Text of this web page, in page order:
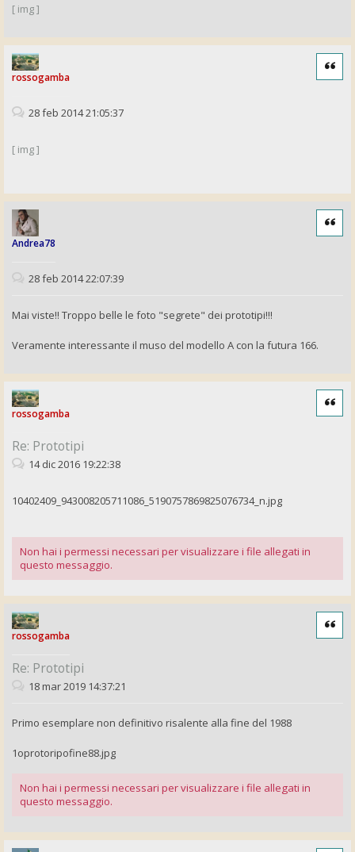
[ img ]
rossogamba
Cita
28 feb 2014 21:05:37
[ img ]
Andrea78
Cita
28 feb 2014 22:07:39
Mai viste!! Troppo belle le foto "segrete" dei prototipi!!!
Veramente interessante il muso del modello A con la futura 166.
rossogamba
Re: Prototipi
Cita
14 dic 2016 19:22:38
10402409_943008205711086_5190757869825076734_n.jpg
Non hai i permessi necessari per visualizzare i file allegati in
questo messaggio.
rossogamba
Re: Prototipi
Cita
18 mar 2019 14:37:21
Primo esemplare non definitivo risalente alla fine del 1988
1oprotoripofine88.jpg
Non hai i permessi necessari per visualizzare i file allegati in
questo messaggio.